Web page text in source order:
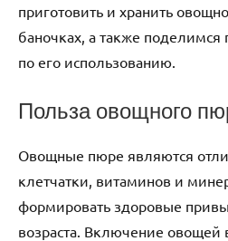
приготовить и хранить
баночках, а также
по его использованию.
Польза овощного
Овощные пюре являются
клетчатки, витаминов и
формировать здоровые
возраста. Включение